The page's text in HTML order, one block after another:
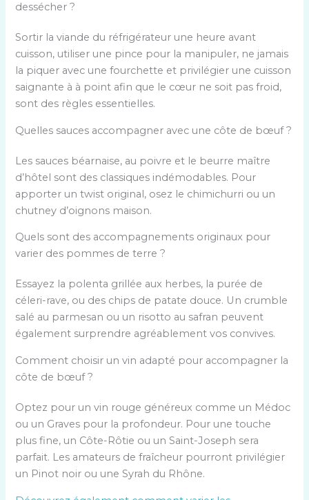
dessécher ?
Sortir la viande du réfrigérateur une heure avant
cuisson, utiliser une pince pour la manipuler, ne jamais
la piquer avec une fourchette et privilégier une cuisson
saignante à à point afin que le cœur ne soit pas froid,
sont des règles essentielles.
Quelles sauces accompagner avec une côte de bœuf ?
Les sauces béarnaise, au poivre et le beurre maître
d’hôtel sont des classiques indémodables. Pour
apporter un twist original, osez le chimichurri ou un
chutney d’oignons maison.
Quels sont des accompagnements originaux pour
varier des pommes de terre ?
Essayez la polenta grillée aux herbes, la purée de
céleri-rave, ou des chips de patate douce. Un crumble
salé au parmesan ou un risotto au safran peuvent
également surprendre agréablement vos convives.
Comment choisir un vin adapté pour accompagner la
côte de bœuf ?
Optez pour un vin rouge généreux comme un Médoc
ou un Graves pour la profondeur. Pour une touche
plus fine, un Côte-Rôtie ou un Saint-Joseph sera
parfait. Les amateurs de fraîcheur pourront privilégier
un Pinot noir ou une Syrah du Rhône.